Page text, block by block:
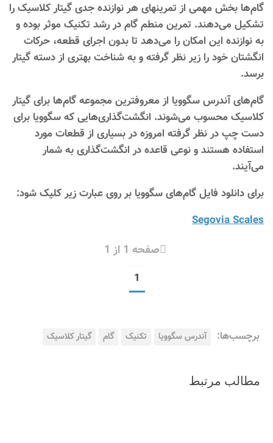
گام‌ها بخش مهمی از تمرینهای هر نوازنده جدی گیتار کلاسیک را
تشکیل می‌دهند. تمرین منطم گام در رشد تکنیک موثر بوده و
به نوازنده این امکان را می‌دهد تا بدون اجرای قطعه، حرکات
انگشتان خود را زیر نظر گرفته و به شناخت بهتری از دسته گیتار
برسد.
گام‌های آندرس سگوویا از معروفترین مجموعه گام‌ها برای گیتار
کلاسیک محسوب می‌شوند. انگشت‌گذاری‌هایی که سگوویا برای
دست چپ در نظر گرفته امروزه در بسیاری از قطعات مورد
استفاده هستند و نوعی قاعده در انگشت‌گذاری به شمار
می‌آیند.
برای دانلود فایل گام‌های سگوویا بر روی عبارت زیر کلیک شود:
Segovia Scales
صفحه 1 از 1
1
برچسب‌ها: آندرس سگوویا تکنیک گام گیتار کلاسیک
مطالب مرتبط